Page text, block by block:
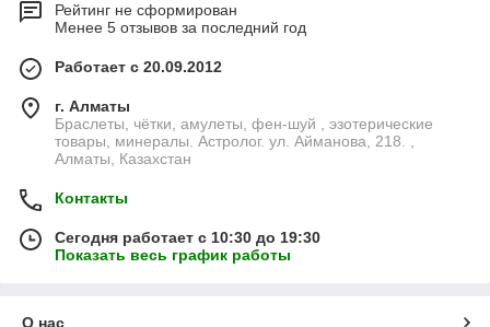
Рейтинг не сформирован
Менее 5 отзывов за последний год
Работает с 20.09.2012
г. Алматы
Браслеты, чётки, амулеты, фен-шуй , эзотерические
товары, минералы. Астролог. ул. Айманова, 218. ,
Алматы, Казахстан
Контакты
Сегодня работает с 10:30 до 19:30
Показать весь график работы
О нас